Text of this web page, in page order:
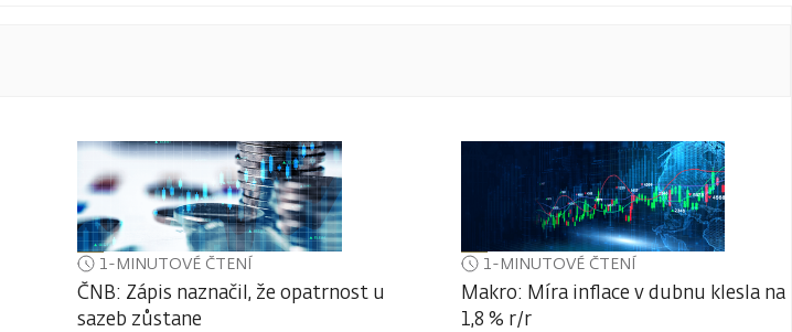
1-MINUTOVÉ ČTENÍ
ČNB: Zápis naznačil, že opatrnost u
sazeb zůstane
1-MINUTOVÉ ČTENÍ
Makro: Míra inflace v dubnu klesla na
1,8 % r/r